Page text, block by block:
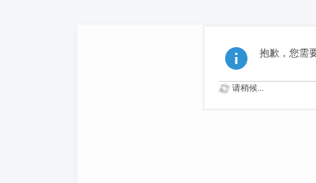
抱歉，您需
请稍候...